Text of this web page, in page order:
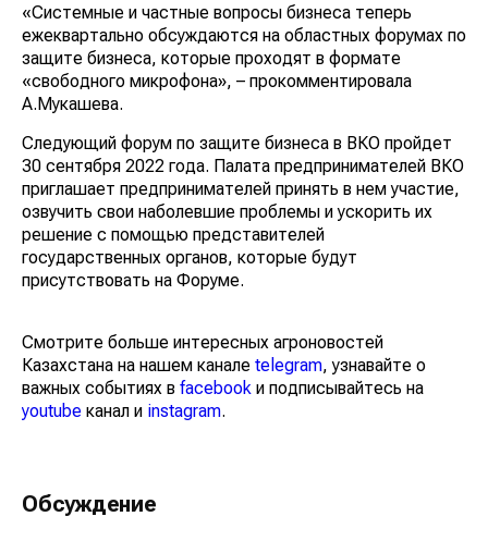
«Системные и частные вопросы бизнеса теперь
ежеквартально обсуждаются на областных форумах по
защите бизнеса, которые проходят в формате
«свободного микрофона», – прокомментировала
А.Мукашева.
Следующий форум по защите бизнеса в ВКО пройдет
30 сентября 2022 года. Палата предпринимателей ВКО
приглашает предпринимателей принять в нем участие,
озвучить свои наболевшие проблемы и ускорить их
решение с помощью представителей
государственных органов, которые будут
присутствовать на Форуме.
Смотрите больше интересных агроновостей
Казахстана на нашем канале telegram, узнавайте о
важных событиях в facebook и подписывайтесь на
youtube канал и instagram.
Обсуждение